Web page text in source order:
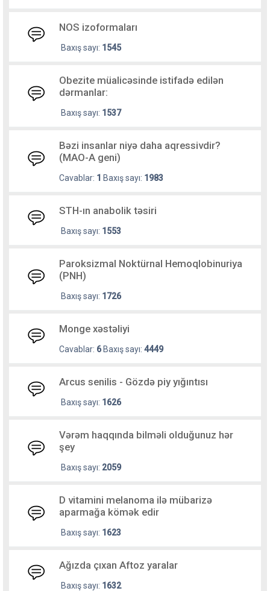
NOS izoformaları
Baxış sayı: 1545
Obezite müalicəsinde istifadə edilən
dərmanlar:
Baxış sayı: 1537
Bəzi insanlar niyə daha aqressivdir?
(MAO-A geni)
Cavablar: 1 Baxış sayı: 1983
STH-ın anabolik təsiri
Baxış sayı: 1553
Paroksizmal Noktürnal Hemoqlobinuriya
(PNH)
Baxış sayı: 1726
Monge xəstəliyi
Cavablar: 6Baxış sayı: 4449
Arcus senilis - Gözdə piy yığıntısı
Baxış sayı: 1626
Vərəm haqqında bilməli olduğunuz hər
şey
Baxış sayı: 2059
D vitamini melanoma ilə mübarizə
aparmağa kömək edir
Baxış sayı: 1623
Ağızda çıxan Aftoz yaralar
Baxış sayı: 1632